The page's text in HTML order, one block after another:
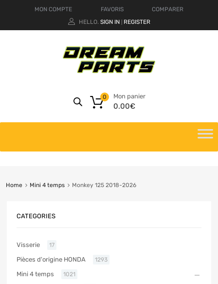
MON COMPTE FAVORIS
COMPARER
HELLO. SIGN IN REGISTER
Mon panier
0.00€
0
Home Mini 4 temps Monkey 125 2018-2026
CATEGORIES
Visserie 17
Pièces d'origine HONDA 1293
Mini 4 temps 1021